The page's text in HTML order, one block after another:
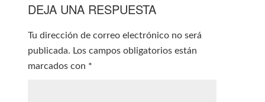
DEJA UNA RESPUESTA
Tu dirección de correo electrónico no será
publicada. Los campos obligatorios están
marcados con *